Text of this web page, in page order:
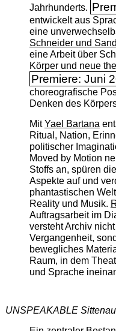
Jahrhunderts.
entwickelt aus
eine
Schneider und
eine Arbeit über
Körper und neue
Premiere: Juni
choreografische
Denken des
MitYael Bartana
Ritual, Nation,
politischer
Moved by Motion
Stoffs an, spüren
Aspekte auf und
phantastischen
Reality und Musik.
Auftragsarbeit im
versteht Archiv
Vergangenheit,
bewegliches
Raum, in dem
und Sprache
UNSPEAKABLE